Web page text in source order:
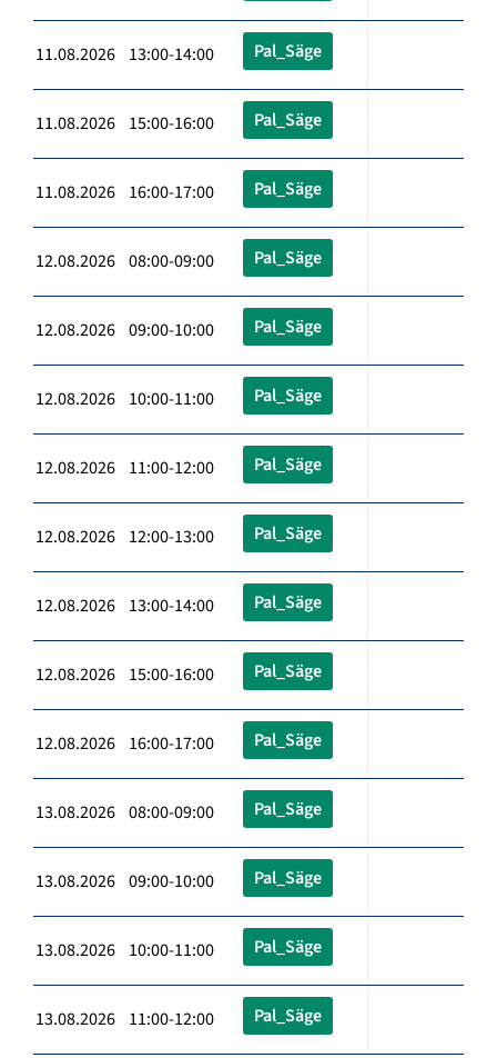
11.08.2026 13:00-14:00 Pal_Säge
11.08.2026 15:00-16:00 Pal_Säge
11.08.2026 16:00-17:00 Pal_Säge
12.08.2026 08:00-09:00 Pal_Säge
12.08.2026 09:00-10:00 Pal_Säge
12.08.2026 10:00-11:00 Pal_Säge
12.08.2026 11:00-12:00 Pal_Säge
12.08.2026 12:00-13:00 Pal_Säge
12.08.2026 13:00-14:00 Pal_Säge
12.08.2026 15:00-16:00 Pal_Säge
12.08.2026 16:00-17:00 Pal_Säge
13.08.2026 08:00-09:00 Pal_Säge
13.08.2026 09:00-10:00 Pal_Säge
13.08.2026 10:00-11:00 Pal_Säge
13.08.2026 11:00-12:00 Pal_Säge